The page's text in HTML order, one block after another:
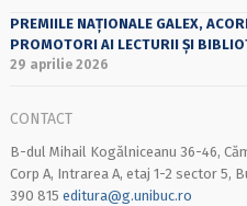
PREMIILE NAȚIONALE GALEX,
PROMOTORI AI LECTURII ȘI
29 aprilie 2026
CONTACT
B-dul Mihail Kogălniceanu 36-46,
Corp A, Intrarea A, etaj 1-2 sector 5,
390 815 editura@g.unibuc.ro